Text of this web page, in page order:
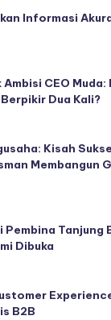
Informasi
CEO Muda:
Dua Kali?
Kisah
Membangun
Pembina Tanjung
Dibuka
B2B